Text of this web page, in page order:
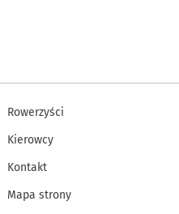
Rowerzyści
Kierowcy
Kontakt
Mapa strony